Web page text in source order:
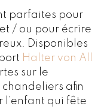
parfaites pour
/ ou pour écrire
Disponibles
Halter von All
sur le
chandeliers afin
l’enfant qui fête